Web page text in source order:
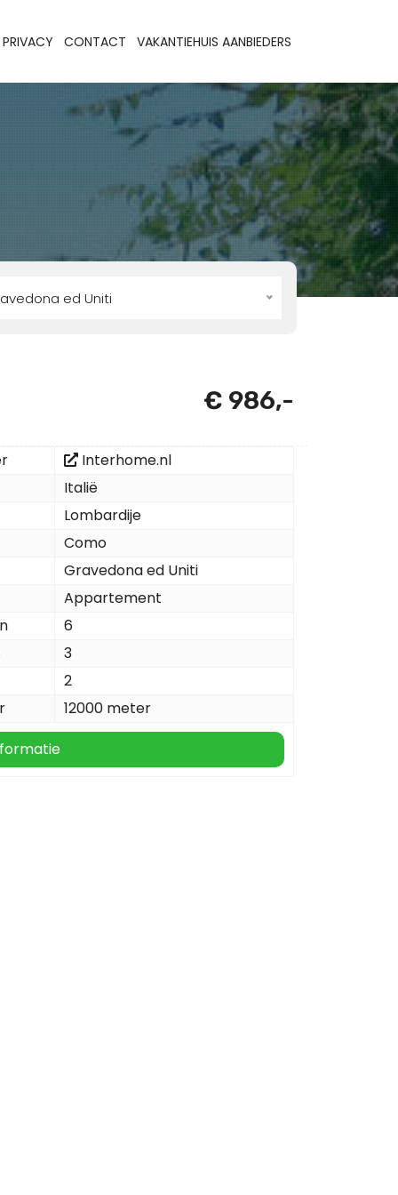
PRIVACY CONTACT VAKANTIEHUIS AANBIEDERS
ed Uniti
€ 986,-
Interhome.nl
Italië
Lombardije
Como
Gravedona ed Uniti
Appartement
6
3
2
12000 meter